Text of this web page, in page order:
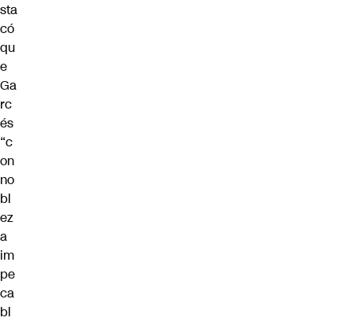
sta
có
qu
e
Ga
rc
és
“c
on
no
bl
ez
a
im
pe
ca
bl